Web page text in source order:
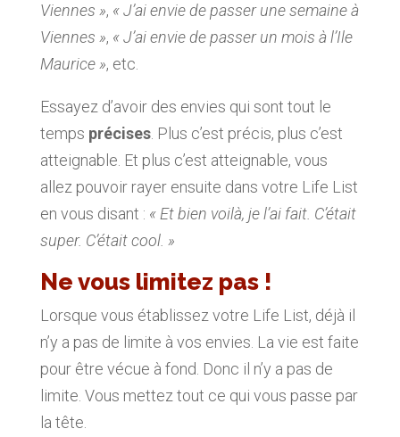
Viennes », « J’ai envie de passer une semaine à
Viennes », « J’ai envie de passer un mois à l’Ile
Maurice », etc.
Essayez d’avoir des envies qui sont tout le
temps précises. Plus c’est précis, plus c’est
atteignable. Et plus c’est atteignable, vous
allez pouvoir rayer ensuite dans votre Life List
en vous disant : « Et bien voilà, je l’ai fait. C’était
super. C’était cool. »
Ne vous limitez pas !
Lorsque vous établissez votre Life List, déjà il
n’y a pas de limite à vos envies. La vie est faite
pour être vécue à fond. Donc il n’y a pas de
limite. Vous mettez tout ce qui vous passe par
la tête.